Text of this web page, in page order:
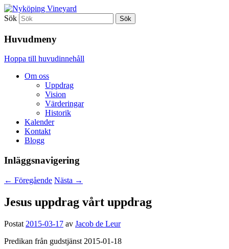
Nyköping Vineyard
MED VARANDRA – FÖR ANDRA – TILL
GUD
Sök
Huvudmeny
Hoppa till huvudinnehåll
Om oss
Uppdrag
Vision
Värderingar
Historik
Kalender
Kontakt
Blogg
Inläggsnavigering
← Föregående Nästa →
Jesus uppdrag vårt uppdrag
Postat 2015-03-17 av Jacob de Leur
Predikan från gudstjänst 2015-01-18